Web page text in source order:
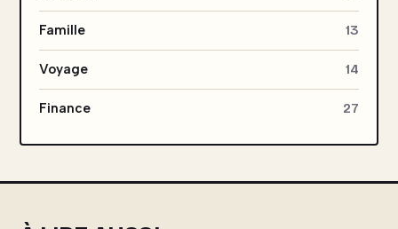
Famille 13
Voyage 14
Finance 27